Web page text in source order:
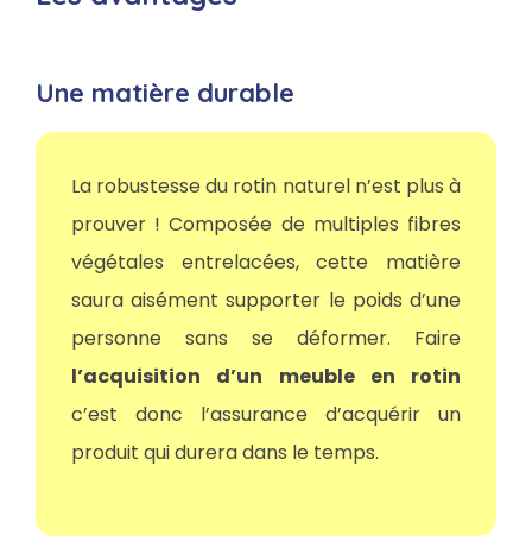
Une matière durable
La robustesse du rotin naturel n’est plus à
prouver ! Composée de multiples fibres
végétales entrelacées, cette matière
saura aisément supporter le poids d’une
personne sans se déformer. Faire
l’acquisition d’un meuble en rotin
c’est donc l’assurance d’acquérir un
produit qui durera dans le temps.